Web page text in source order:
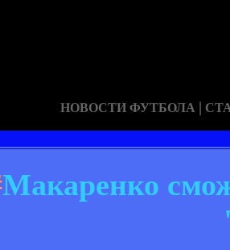
НОВОСТИ ФУТБОЛА |
Макаренко